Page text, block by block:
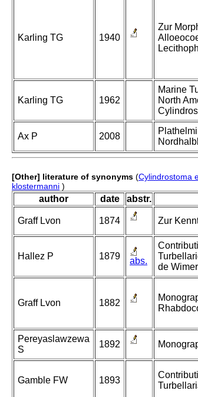
Karling TG 1940
Zur
Karling TG 1962
Marine
North
Ax P 2008
[Other] literature of synonyms (Cylindrostoma
klostermanni )
author date abstr.
Graff Lvon 1874 Zur
Hallez P 1879 abs.
de
Graff Lvon 1882
Pereyaslawzewa
S
1892
Gamble FW 1893